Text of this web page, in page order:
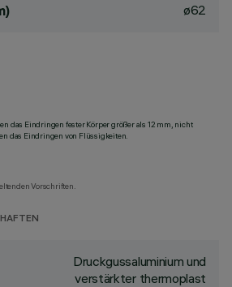
ø62
das Eindringen fester Körper größer als 12 mm, nicht
das Eindringen von Flüssigkeiten.
Vorschriften.
Druckgussaluminium und
verstärkter thermoplast